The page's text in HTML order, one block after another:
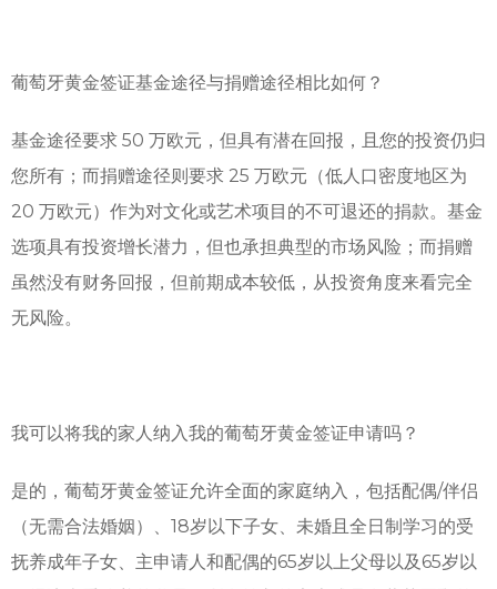
葡萄牙黄金签证基金途径与捐赠途径相比如何？
基金途径要求 50 万欧元，但具有潜在回报，且您的投资仍归
您所有；而捐赠途径则要求 25 万欧元（低人口密度地区为
20 万欧元）作为对文化或艺术项目的不可退还的捐款。基金
选项具有投资增长潜力，但也承担典型的市场风险；而捐赠
虽然没有财务回报，但前期成本较低，从投资角度来看完全
无风险。
我可以将我的家人纳入我的葡萄牙黄金签证申请吗？
是的，葡萄牙黄金签证允许全面的家庭纳入，包括配偶/伴侣
（无需合法婚姻）、18岁以下子女、未婚且全日制学习的受
抚养成年子女、主申请人和配偶的65岁以上父母以及65岁以